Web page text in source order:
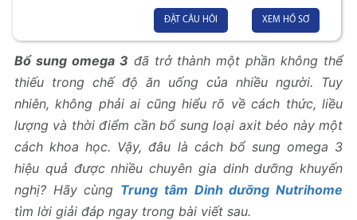
ĐẶT CÂU HỎI XEM HỒ SƠ
Bổ sung omega 3 đã trở thành một phần không thể
thiếu trong chế độ ăn uống của nhiều người. Tuy
nhiên, không phải ai cũng hiểu rõ về cách thức, liều
lượng và thời điểm cần bổ sung loại axit béo này một
cách khoa học. Vậy, đâu là cách bổ sung omega 3
hiệu quả được nhiều chuyên gia dinh dưỡng khuyến
nghị? Hãy cùng Trung tâm Dinh dưỡng Nutrihome
tìm lời giải đáp ngay trong bài viết sau.